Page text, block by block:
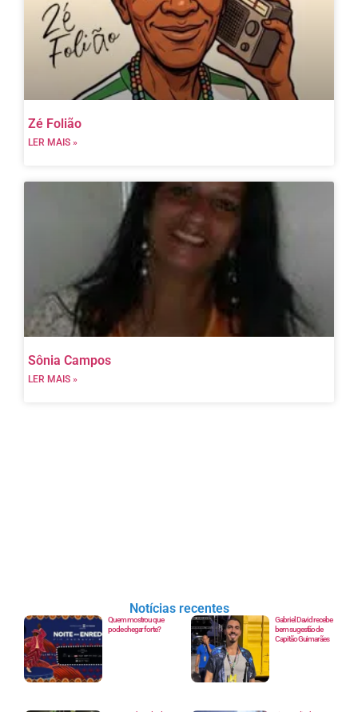
Zé Folião
LER MAIS »
Sônia Campos
LER MAIS »
Notícias recentes
Quem mostrou que
pode chegar forte?
Gabriel David recebe
bem sugestão de
Capitão Guimarães